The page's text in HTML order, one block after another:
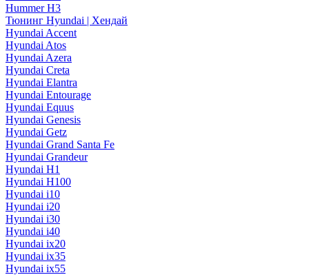
Hummer H3
Тюнинг Hyundai | Хендай
Hyundai Accent
Hyundai Atos
Hyundai Azera
Hyundai Creta
Hyundai Elantra
Hyundai Entourage
Hyundai Equus
Hyundai Genesis
Hyundai Getz
Hyundai Grand Santa Fe
Hyundai Grandeur
Hyundai H1
Hyundai H100
Hyundai i10
Hyundai i20
Hyundai i30
Hyundai i40
Hyundai ix20
Hyundai ix35
Hyundai ix55